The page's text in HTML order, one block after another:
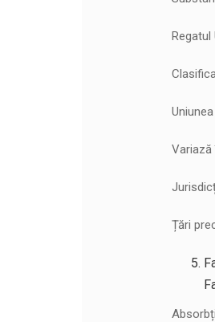
Regatul
Variază
Țări